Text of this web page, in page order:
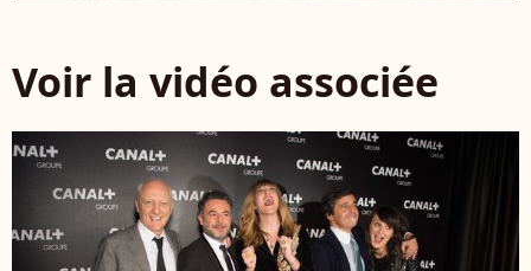
Voir la vidéo associée